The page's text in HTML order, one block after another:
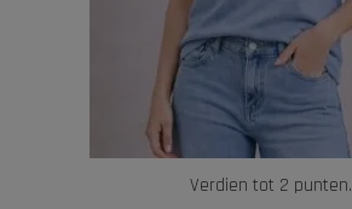
Verdien tot 2 punten.